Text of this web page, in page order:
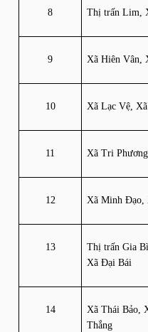
8 Thị trấn Lim,
9 Xã Hiên Vân,
10 Xã Lạc Vệ,
11 Xã Tri
12 Xã Minh Đạo,
13
Thị trấn Gia
Xã Đại Bái
14
Xã Thái Bảo,
Thắng